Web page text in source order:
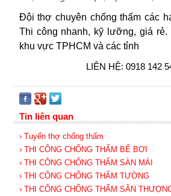
Đội thợ chuyên chống thấm các
Thi công nhanh, kỹ lưỡng, giá rẻ.
khu vực TPHCM và các tỉnh
LIÊN HỆ: 0918 142
Tin liên quan
› Tuyển thợ chống thấm
› THI CÔNG CHỐNG THẤM BỂ BƠI
› THI CÔNG CHỐNG THẤM SÀN MÁI
› THI CÔNG CHỐNG THẤM TƯỜNG
› THI CÔNG CHỐNG THẤM SÂN